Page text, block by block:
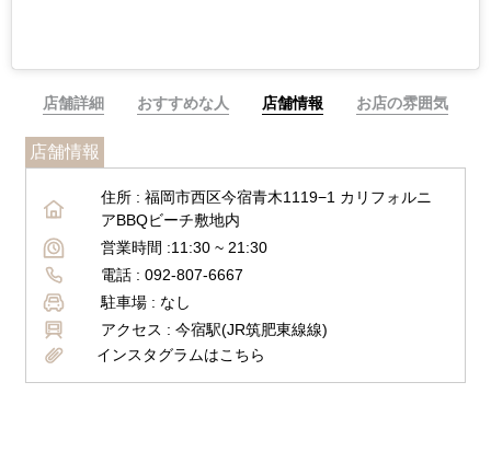
店舗詳細 おすすめな人 店舗情報 お店の雰囲気
店舗情報
住所 : 福岡市西区今宿青木1119−1 カリフォルニ
アBBQビーチ敷地内
営業時間 :11:30 ~ 21:30
電話 : 092-807-6667
駐車場 : なし
アクセス : 今宿駅(JR筑肥東線線)
インスタグラムはこちら